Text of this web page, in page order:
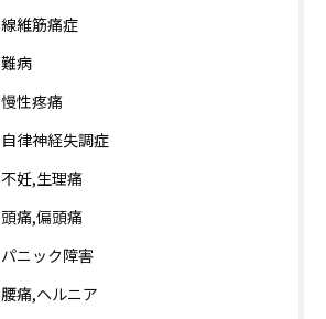
線維筋痛症
難病
慢性疼痛
自律神経失調症
不妊,生理痛
頭痛,偏頭痛
パニック障害
腰痛,ヘルニア